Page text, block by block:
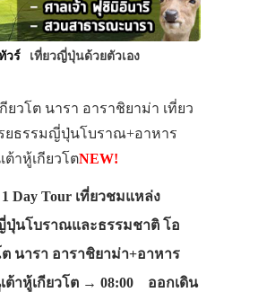
วร์ เที่ยวญี่ปุ่นด้วยตัวเอง
กียวโต นารา อาราชิยาม่า เที่ยว
ยธรรมญี่ปุ่นโบราณ+อาหาร
ต้าหู้เกียวโตNEW!
Day Tour เที่ยวชมแหล่ง
ปุ่นโบราณและธรรมชาติ โอ
ต นารา อาราชิยาม่า+อาหาร
ต้าหู้เกียวโต → 08:00 ออกเดิน